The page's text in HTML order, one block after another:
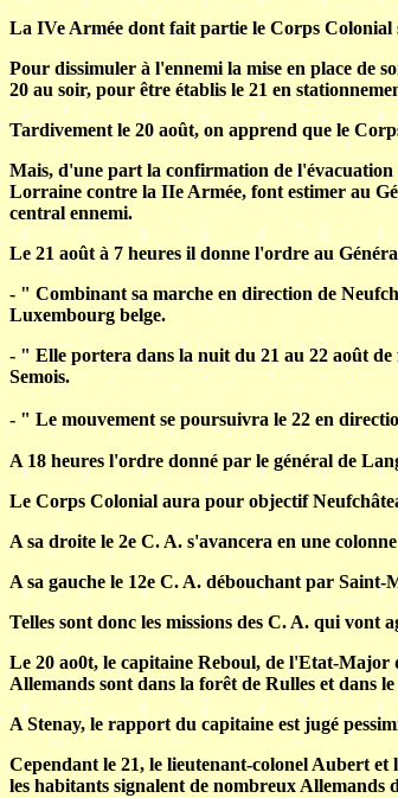
La IVe Armée dont fait partie le Corps
Pour dissimuler à l'ennemi la mise en place de
20 au soir, pour être établis le 21 en
Tardivement le 20 août, on apprend que le
Mais, d'une part la confirmation de l'évacuation
Lorraine contre la IIe Armée, font estimer au
central ennemi.
Le 21 août à 7 heures il donne l'ordre au
- " Combinant sa marche en direction de
Luxembourg belge.
- " Elle portera dans la nuit du 21 au 22 août
Semois.
- " Le mouvement se poursuivra le 22 en
A 18 heures l'ordre donné par le général de
Le Corps Colonial aura pour objectif
A sa droite le 2e C. A. s'avancera en une
A sa gauche le 12e C. A. débouchant par
Telles sont donc les missions des C. A. qui vont
Le 20 ao0t, le capitaine Reboul, de l'Etat-
Allemands sont dans la forêt de Rulles et dans
A Stenay, le rapport du capitaine est jugé
Cependant le 21, le lieutenant-colonel Aubert et
les habitants signalent de nombreux Allemands